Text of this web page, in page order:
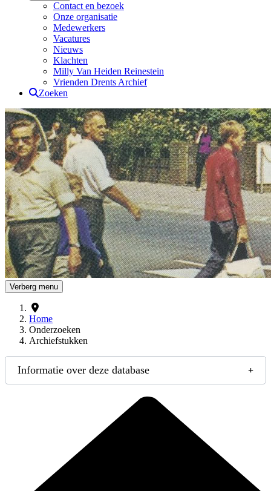
Contact en bezoek
Onze organisatie
Medewerkers
Vacatures
Nieuws
Klachten
Milly Van Heiden Reinestein
Vrienden Drents Archief
Zoeken
Drents Archief
Verberg menu
Home
Onderzoeken
Archiefstukken
Informatie over deze database